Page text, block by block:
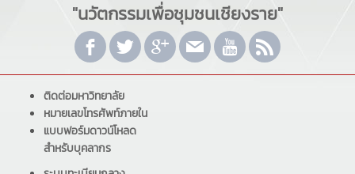
"นวัตกรรมเพื่อชุมชนเชียงราย"
ติดต่อมหาวิทยาลัย
หมายเลขโทรศัพท์ภายใน
แบบฟอร์มดาวน์โหลด
สำหรับบุคลากร